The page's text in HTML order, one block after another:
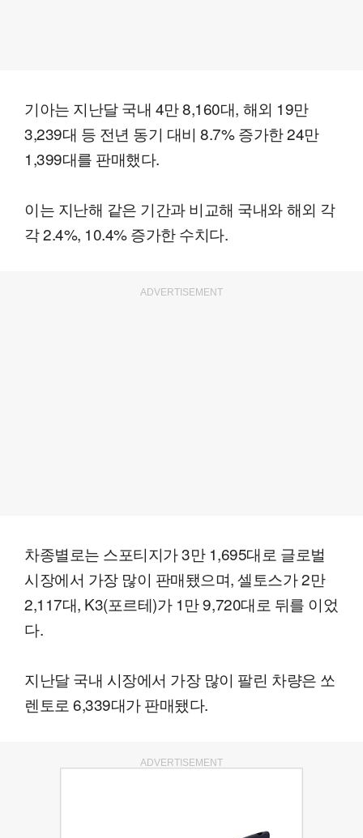
기아는 지난달 국내 4만 8,160대, 해외 19만
3,239대 등 전년 동기 대비 8.7% 증가한 24만
1,399대를 판매했다.
이는 지난해 같은 기간과 비교해 국내와 해외 각
각 2.4%, 10.4% 증가한 수치다.
ADVERTISEMENT
차종별로는 스포티지가 3만 1,695대로 글로벌
시장에서 가장 많이 판매됐으며, 셀토스가 2만
2,117대, K3(포르테)가 1만 9,720대로 뒤를 이었
다.
지난달 국내 시장에서 가장 많이 팔린 차량은 쏘
렌토로 6,339대가 판매됐다.
ADVERTISEMENT